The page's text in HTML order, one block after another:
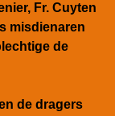
Fr. Cuyten
misdienaren
de
de dragers